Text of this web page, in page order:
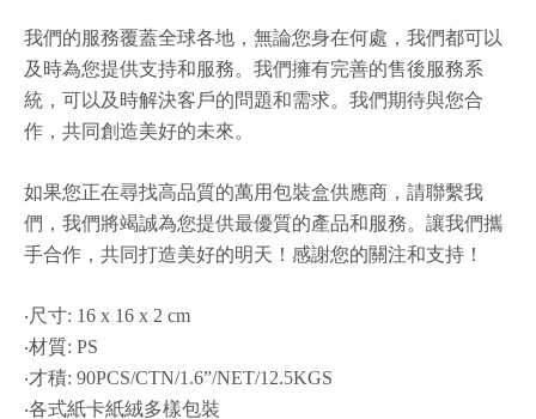
我們的服務覆蓋全球各地，無論您身在何處，我們都可以
及時為您提供支持和服務。我們擁有完善的售後服務系
統，可以及時解決客戶的問題和需求。我們期待與您合
作，共同創造美好的未來。
如果您正在尋找高品質的萬用包裝盒供應商，請聯繫我
們，我們將竭誠為您提供最優質的產品和服務。讓我們攜
手合作，共同打造美好的明天！感謝您的關注和支持！
‧尺寸: 16 x 16 x 2 cm
‧材質: PS
‧才積: 90PCS/CTN/1.6”/NET/12.5KGS
‧各式紙卡紙絨多樣包裝